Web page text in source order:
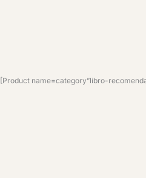
[Product name=category”libro-